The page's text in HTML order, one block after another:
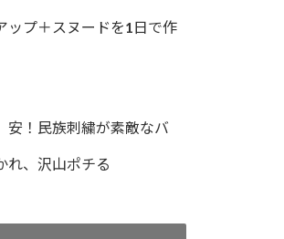
ップ＋スヌードを1日で作
安！民族刺繍が素敵なバ
れ、沢山ポチる